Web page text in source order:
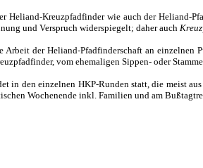
Heliand-Kreuzpfadfinder wie auch der Heliand-
und Verspruch widerspiegelt; daher auch Kreuz
Arbeit der Heliand-Pfadfinderschaft an
vom ehemaligen Sippen- oder
in den einzelnen HKP-Runden statt, die meist
Wochenende inkl. Familien und am